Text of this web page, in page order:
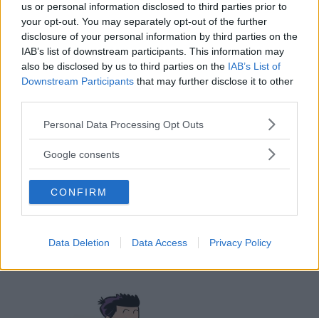
us or personal information disclosed to third parties prior to
your opt-out. You may separately opt-out of the further
disclosure of your personal information by third parties on the
IAB’s list of downstream participants. This information may
also be disclosed by us to third parties on the IAB’s List of
Downstream Participants that may further disclose it to other
Please note that this website/app uses one or more Google
not limited to your visit or usage behaviour. You may click to
use your data for below specified purposes in below Google
consent section.
Personal Data Processing Opt Outs
Google consents
CONFIRM
Data Deletion Data Access Privacy Policy